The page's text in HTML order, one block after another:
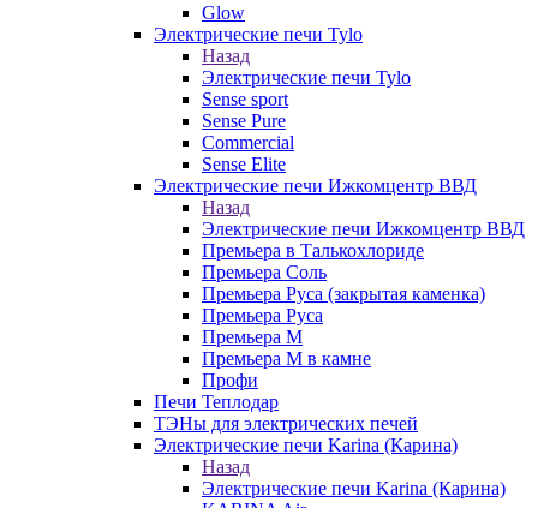
Glow
Электрические печи Tylo
Назад
Электрические печи Tylo
Sense sport
Sense Pure
Commercial
Sense Elite
Электрические печи Ижкомцентр ВВД
Назад
Электрические печи Ижкомцентр ВВД
Премьера в Талькохлориде
Премьера Cоль
Премьера Руса (закрытая каменка)
Премьера Руса
Премьера М
Премьера М в камне
Профи
Печи Теплодар
ТЭНы для электрических печей
Электрические печи Karina (Карина)
Назад
Электрические печи Karina (Карина)